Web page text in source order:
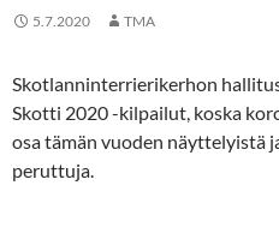
5.7.2020 TMA
Skotlanninterrierikerhon
Skotti 2020 -kilpailut, koska
osa tämän vuoden näyttelyistä
peruttuja.